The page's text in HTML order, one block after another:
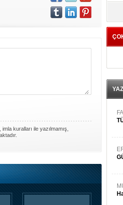
kuralları ile yazılmamış,